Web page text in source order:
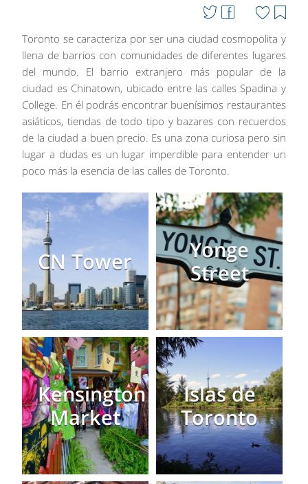
Toronto se caracteriza por ser una ciudad cosmopolita y
llena de barrios con comunidades de diferentes lugares
del mundo. El barrio extranjero más popular de la
ciudad es Chinatown, ubicado entre las calles Spadina y
College. En él podrás encontrar buenísimos restaurantes
asiáticos, tiendas de todo tipo y bazares con recuerdos
de la ciudad a buen precio. Es una zona curiosa pero sin
lugar a dudas es un lugar imperdible para entender un
poco más la esencia de las calles de Toronto.
CN Tower
Yonge
Street
Kensington
Market
Islas de
Toronto